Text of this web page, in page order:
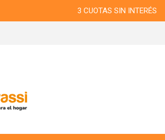
3 CUOTAS SIN INTERÉS